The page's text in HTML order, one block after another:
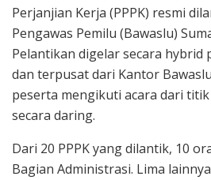
Perjanjian Kerja (PPPK) resmi
Pengawas Pemilu (Bawaslu)
Pelantikan digelar secara hybrid
dan terpusat dari Kantor
peserta mengikuti acara dari
secara daring.
Dari 20 PPPK yang dilantik, 10
Bagian Administrasi. Lima